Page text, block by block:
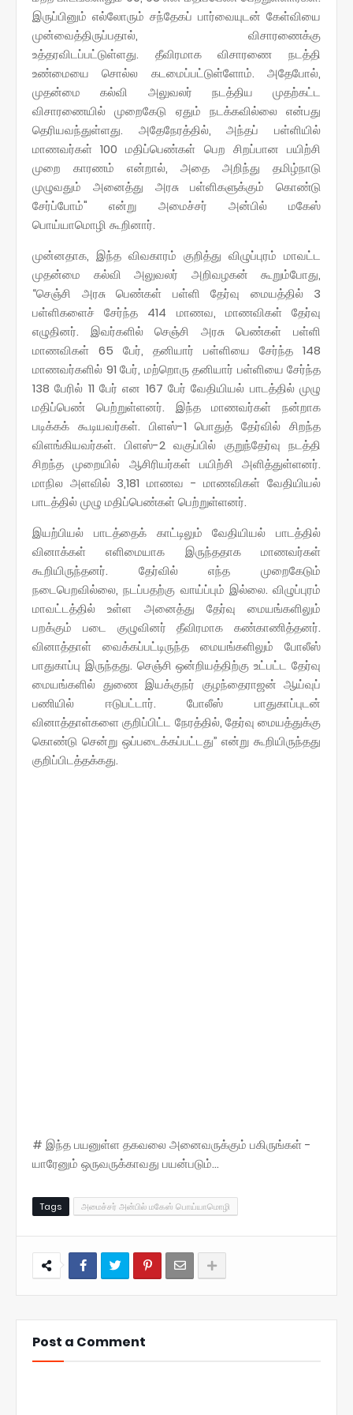
இருப்பினும் எல்லோரும் சந்தேகப் பார்வையுடன் கேள்வியை
முன்வைத்திருப்பதால், விசாரணைக்கு
உத்தரவிடப்பட்டுள்ளது. தீவிரமாக விசாரணை நடத்தி
உண்மையை சொல்ல கடமைப்பட்டுள்ளோம். அதேபோல்,
முதன்மை கல்வி அலுவலர் நடத்திய முதற்கட்ட
விசாரணையில் முறைகேடு ஏதும் நடக்கவில்லை என்பது
தெரியவந்துள்ளது. அதேநேரத்தில், அந்தப் பள்ளியில்
மாணவர்கள் 100 மதிப்பெண்கள் பெற சிறப்பான பயிற்சி
முறை காரணம் என்றால், அதை அறிந்து தமிழ்நாடு
முழுவதும் அனைத்து அரசு பள்ளிகளுக்கும் கொண்டு
சேர்ப்போம்" என்று அமைச்சர் அன்பில் மகேஸ்
பொய்யாமொழி கூறினார்.
முன்னதாக, இந்த விவகாரம் குறித்து விழுப்புரம் மாவட்ட
முதன்மை கல்வி அலுவலர் அறிவழகன் கூறும்போது,
“செஞ்சி அரசு பெண்கள் பள்ளி தேர்வு மையத்தில் 3
பள்ளிகளைச் சேர்ந்த 414 மாணவ, மாணவிகள் தேர்வு
எழுதினர். இவர்களில் செஞ்சி அரசு பெண்கள் பள்ளி
மாணவிகள் 65 பேர், தனியார் பள்ளியை சேர்ந்த 148
மாணவர்களில் 91 பேர், மற்றொரு தனியார் பள்ளியை சேர்ந்த
138 பேரில் 11 பேர் என 167 பேர் வேதியியல் பாடத்தில் முழு
மதிப்பெண் பெற்றுள்ளனர். இந்த மாணவர்கள் நன்றாக
படிக்கக் கூடியவர்கள். பிளஸ்-1 பொதுத் தேர்வில் சிறந்த
விளங்கியவர்கள். பிளஸ்-2 வகுப்பில் குறுந்தேர்வு நடத்தி
சிறந்த முறையில் ஆசிரியர்கள் பயிற்சி அளித்துள்ளனர்.
மாநில அளவில் 3,181 மாணவ - மாணவிகள் வேதியியல்
பாடத்தில் முழு மதிப்பெண்கள் பெற்றுள்ளனர்.
இயற்பியல் பாடத்தைக் காட்டிலும் வேதியியல் பாடத்தில்
வினாக்கள் எளிமையாக இருந்ததாக மாணவர்கள்
கூறியிருந்தனர். தேர்வில் எந்த முறைகேடும்
நடைபெறவில்லை, நடப்பதற்கு வாய்ப்பும் இல்லை. விழுப்புரம்
மாவட்டத்தில் உள்ள அனைத்து தேர்வு மையங்களிலும்
பறக்கும் படை குழுவினர் தீவிரமாக கண்காணித்தனர்.
வினாத்தாள் வைக்கப்பட்டிருந்த மையங்களிலும் போலீஸ்
பாதுகாப்பு இருந்தது. செஞ்சி ஒன்றியத்திற்கு உட்பட்ட தேர்வு
மையங்களில் துணை இயக்குநர் குழந்தைராஜன் ஆய்வுப்
பணியில் ஈடுபட்டார். போலீஸ் பாதுகாப்புடன்
வினாத்தாள்களை குறிப்பிட்ட நேரத்தில், தேர்வு மையத்துக்கு
கொண்டு சென்று ஒப்படைக்கப்பட்டது” என்று கூறியிருந்தது
குறிப்பிடத்தக்கது.
# இந்த பயனுள்ள தகவலை அனைவருக்கும் பகிருங்கள் -
யாரேனும் ஒருவருக்காவது பயன்படும்...
Tags அமைச்சர் அன்பில் மகேஸ் பொய்யாமொழி
Post a Comment